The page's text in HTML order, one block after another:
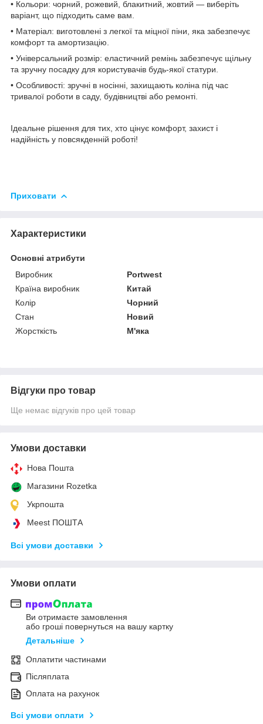
• Кольори: чорний, рожевий, блакитний, жовтий — виберіть
варіант, що підходить саме вам.
• Матеріал: виготовлені з легкої та міцної піни, яка забезпечує
комфорт та амортизацію.
• Універсальний розмір: еластичний ремінь забезпечує щільну
та зручну посадку для користувачів будь-якої статури.
• Особливості: зручні в носінні, захищають коліна під час
тривалої роботи в саду, будівництві або ремонті.
Ідеальне рішення для тих, хто цінує комфорт, захист і
надійність у повсякденній роботі!
Приховати
Характеристики
Основні атрибути
Виробник
Portwest
Країна виробник
Китай
Колір
Чорний
Стан
Новий
Жорсткість
М'яка
Відгуки про товар
Ще немає відгуків про цей товар
Умови доставки
Нова Пошта
Магазини Rozetka
Укрпошта
Meest ПОШТА
Всі умови доставки
Умови оплати
Ви отримаєте замовлення
або гроші повернуться на вашу картку
Детальніше
Оплатити частинами
Післяплата
Оплата на рахунок
Всі умови оплати